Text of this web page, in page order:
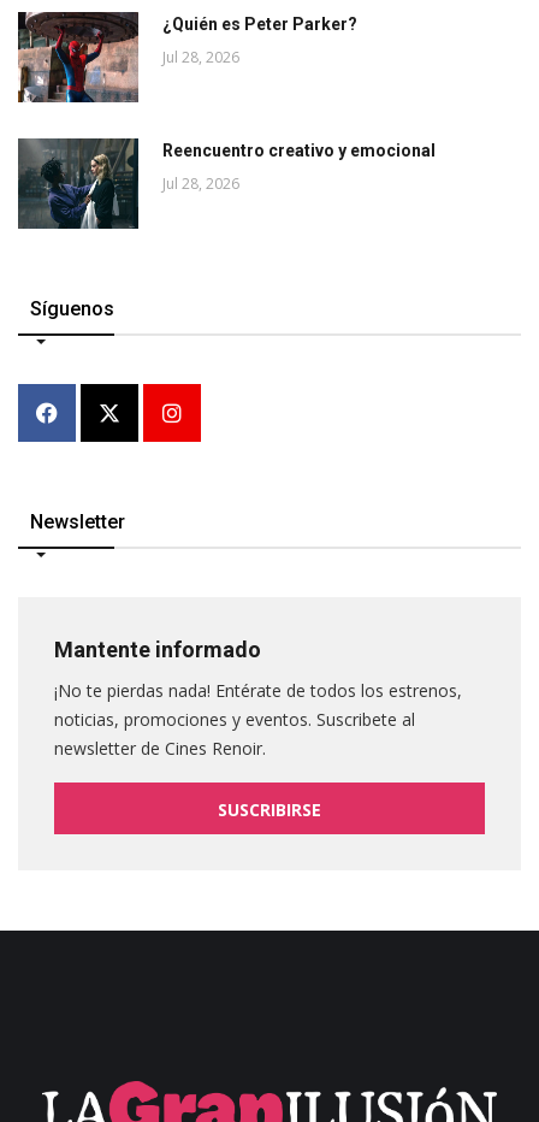
¿Quién es Peter Parker?
Jul 28, 2026
Reencuentro creativo y emocional
Jul 28, 2026
Síguenos
Newsletter
Mantente informado
¡No te pierdas nada! Entérate de todos los estrenos,
noticias, promociones y eventos. Suscribete al
newsletter de Cines Renoir.
SUSCRIBIRSE